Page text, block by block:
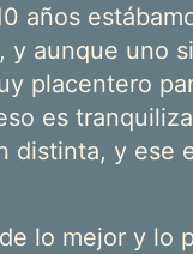
años
y aunque uno
placentero
es
distinta, y ese
lo mejor y lo